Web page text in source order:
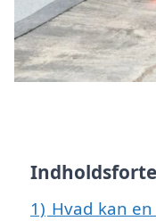
1) Hvad kan